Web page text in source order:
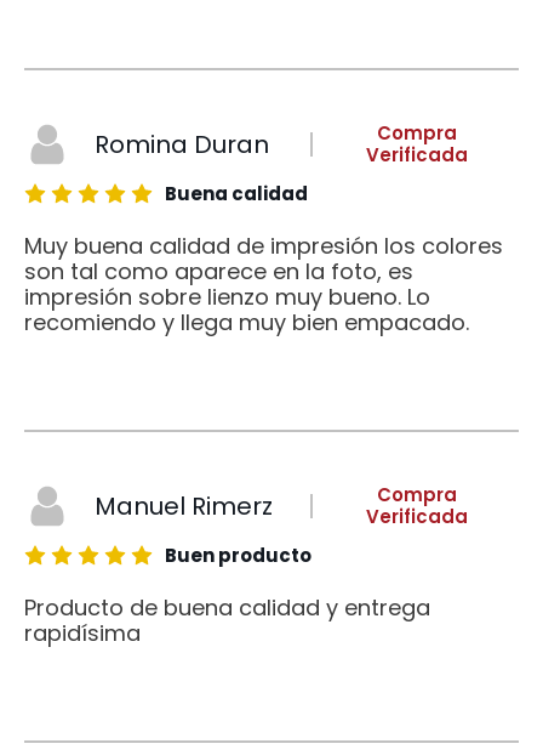
Romina Duran
Compra
Verificada
Buena calidad
Muy buena calidad de impresión los colores
son tal como aparece en la foto, es
impresión sobre lienzo muy bueno. Lo
recomiendo y llega muy bien empacado.
Manuel Rimerz
Compra
Verificada
Buen producto
Producto de buena calidad y entrega
rapidísima